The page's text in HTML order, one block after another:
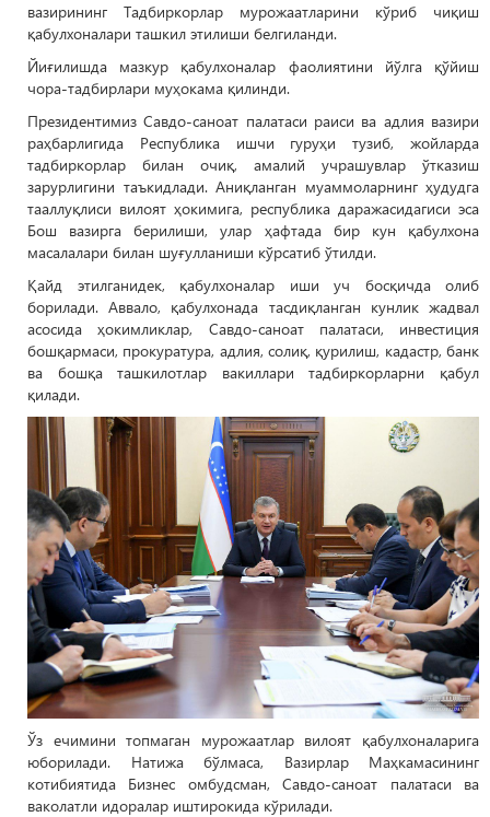
вазирининг Тадбиркорлар мурожаатларини кўриб чиқиш
қабулхоналари ташкил этилиши белгиланди.
Йиғилишда мазкур қабулхоналар фаолиятини йўлга қўйиш
чора-тадбирлари муҳокама қилинди.
Президентимиз Савдо-саноат палатаси раиси ва адлия вазири
раҳбарлигида Республика ишчи гуруҳи тузиб, жойларда
тадбиркорлар билан очиқ, амалий учрашувлар ўтказиш
зарурлигини таъкидлади. Аниқланган муаммоларнинг ҳудудга
тааллуқлиси вилоят ҳокимига, республика даражасидагиси эса
Бош вазирга берилиши, улар ҳафтада бир кун қабулхона
масалалари билан шуғулланиши кўрсатиб ўтилди.
Қайд этилганидек, қабулхоналар иши уч босқичда олиб
борилади. Аввало, қабулхонада тасдиқланган кунлик жадвал
асосида ҳокимликлар, Савдо-саноат палатаси, инвестиция
бошқармаси, прокуратура, адлия, солиқ, қурилиш, кадастр, банк
ва бошқа ташкилотлар вакиллари тадбиркорларни қабул
қилади.
Ўз ечимини топмаган мурожаатлар вилоят қабулхоналарига
юборилади. Натижа бўлмаса, Вазирлар Маҳкамасининг
котибиятида Бизнес омбудсман, Савдо-саноат палатаси ва
ваколатли идоралар иштирокида кўрилади.